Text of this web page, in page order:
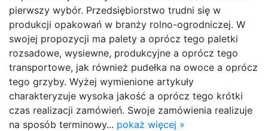
pierwszy wybór. Przedsiębiorstwo trudni się w
produkcji opakowań w branży rolno-ogrodniczej. W
swojej propozycji ma palety a oprócz tego paletki
rozsadowe, wysiewne, produkcyjne a oprócz tego
transportowe, jak również pudełka na owoce a oprócz
tego grzyby. Wyżej wymienione artykuły
charakteryzuje wysoka jakość a oprócz tego krótki
czas realizacji zamówień. Swoje zamówienia realizuje
na sposób terminowy... pokaż więcej »